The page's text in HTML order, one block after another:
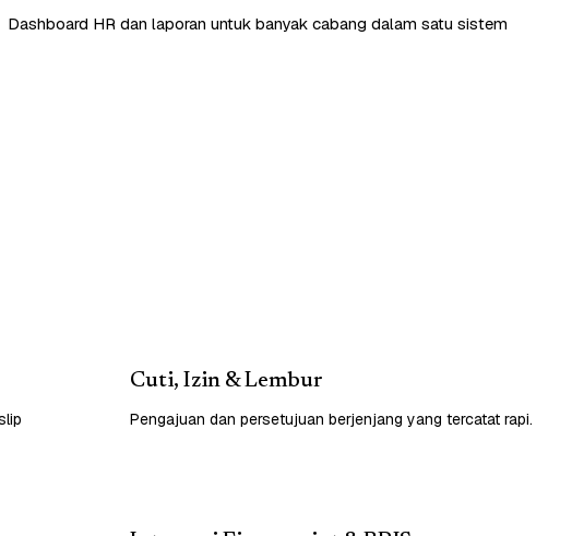
Dashboard HR dan laporan untuk banyak cabang dalam satu sistem
Cuti, Izin & Lembur
Pengajuan dan persetujuan berjenjang yang tercatat rapi.